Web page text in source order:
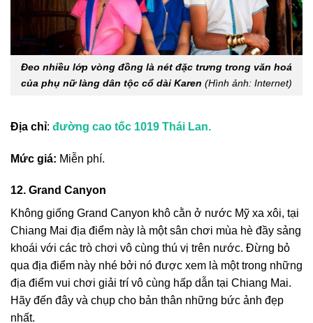
Đeo nhiều lớp vòng đồng là nét đặc trưng trong văn hoá
của phụ nữ làng dân tộc cổ dài Karen (Hình ảnh: Internet)
Địa chỉ: đường cao tốc 1019 Thái Lan.
Mức giá: Miễn phí.
12. Grand Canyon
Không giống Grand Canyon khô cằn ở nước Mỹ xa xôi, tại
Chiang Mai địa điểm này là một sân chơi mùa hè đầy sảng
khoái với các trò chơi vô cùng thú vị trên nước. Đừng bỏ
qua địa điểm này nhé bởi nó được xem là một trong những
địa điểm vui chơi giải trí vô cùng hấp dẫn tại Chiang Mai.
Hãy đến đây và chụp cho bản thân những bức ảnh đẹp
nhất.